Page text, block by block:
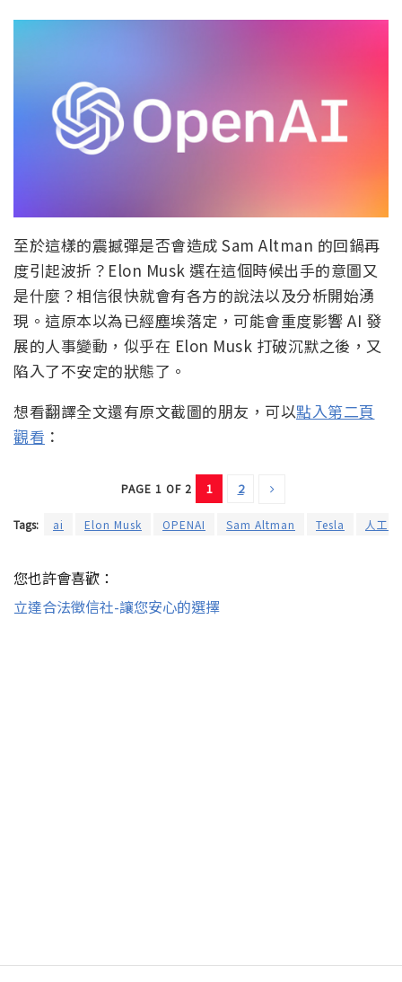
至於這樣的震撼彈是否會造成 Sam Altman 的回鍋再
度引起波折？Elon Musk 選在這個時候出手的意圖又
是什麼？相信很快就會有各方的說法以及分析開始湧
現。這原本以為已經塵埃落定，可能會重度影響 AI 發
展的人事變動，似乎在 Elon Musk 打破沉默之後，又
陷入了不安定的狀態了。
想看翻譯全文還有原文截圖的朋友，可以點入第二頁
觀看 ：
PAGE 1 OF 2 1 2
Tags: ai Elon Musk OPENAI Sam Altman Tesla 人工
您也許會喜歡：
立達合法徵信社-讓您安心的選擇